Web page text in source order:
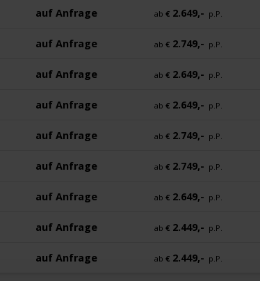
auf Anfrage ab € 2.649,- p.P.
auf Anfrage ab € 2.749,- p.P.
auf Anfrage ab € 2.649,- p.P.
auf Anfrage ab € 2.649,- p.P.
auf Anfrage ab € 2.749,- p.P.
auf Anfrage ab € 2.749,- p.P.
auf Anfrage ab € 2.649,- p.P.
auf Anfrage ab € 2.449,- p.P.
auf Anfrage ab € 2.449,- p.P.